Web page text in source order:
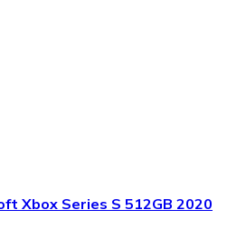
Xbox Series S 512GB 2020